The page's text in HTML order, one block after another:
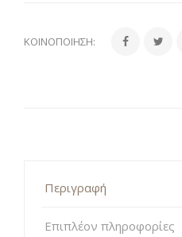
ΚΟΙΝΟΠΟΊΗΣΗ:
Περιγραφή
Επιπλέον πληροφορίες